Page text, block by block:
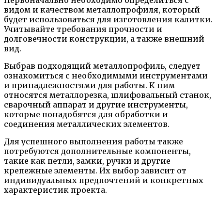
видом и качеством металлопрофиля, который
будет использоваться для изготовления калитки.
Учитывайте требования прочности и
долговечности конструкции, а также внешний
вид.
Выбрав подходящий металлопрофиль, следует
ознакомиться с необходимыми инструментами
и принадлежностями для работы. К ним
относятся металлорезка, шлифовальный станок,
сварочный аппарат и другие инструменты,
которые понадобятся для обработки и
соединения металлических элементов.
Для успешного выполнения работы также
потребуются дополнительные компоненты,
такие как петли, замки, ручки и другие
крепежные элементы. Их выбор зависит от
индивидуальных предпочтений и конкретных
характеристик проекта.